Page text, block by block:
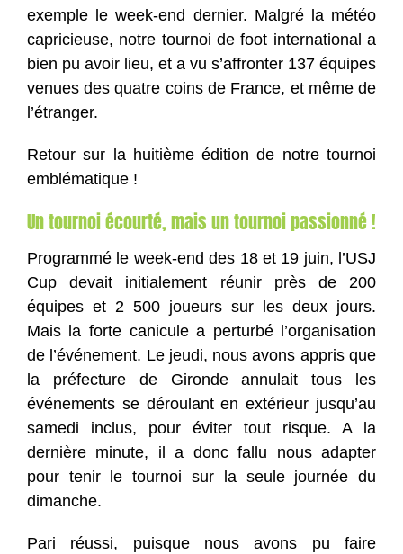
exemple le week-end dernier. Malgré la météo
capricieuse, notre tournoi de foot international a
bien pu avoir lieu, et a vu s’affronter 137 équipes
venues des quatre coins de France, et même de
l’étranger.
Retour sur la huitième édition de notre tournoi
emblématique !
Un tournoi écourté, mais un tournoi passionné !
Programmé le week-end des 18 et 19 juin, l’USJ
Cup devait initialement réunir près de 200
équipes et 2 500 joueurs sur les deux jours.
Mais la forte canicule a perturbé l’organisation
de l’événement. Le jeudi, nous avons appris que
la préfecture de Gironde annulait tous les
événements se déroulant en extérieur jusqu’au
samedi inclus, pour éviter tout risque. A la
dernière minute, il a donc fallu nous adapter
pour tenir le tournoi sur la seule journée du
dimanche.
Pari réussi, puisque nous avons pu faire